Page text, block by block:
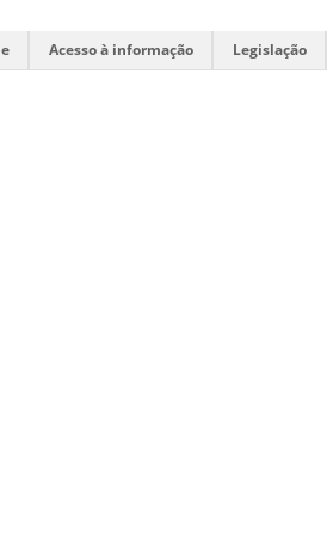
Acesso à informação Legislação